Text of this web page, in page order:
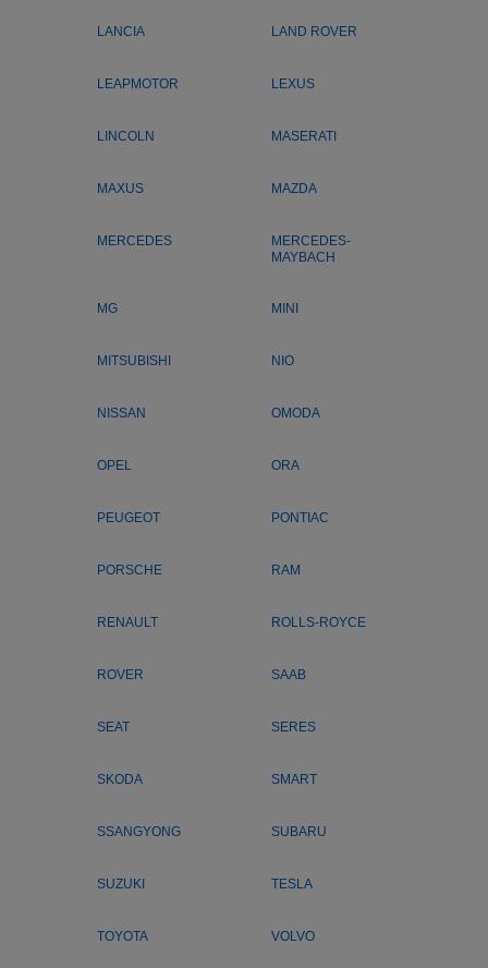
LANCIA LAND ROVER
LEAPMOTOR LEXUS
LINCOLN MASERATI
MAXUS MAZDA
MERCEDES
MERCEDES-
MAYBACH
MG MINI
MITSUBISHI NIO
NISSAN OMODA
OPEL ORA
PEUGEOT PONTIAC
PORSCHE RAM
RENAULT ROLLS-ROYCE
ROVER SAAB
SEAT SERES
SKODA SMART
SSANGYONG SUBARU
SUZUKI TESLA
TOYOTA VOLVO